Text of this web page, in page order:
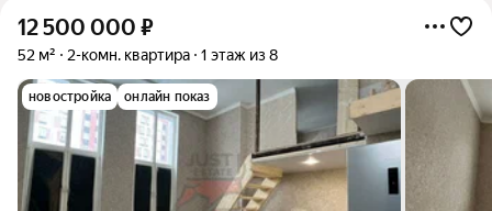
12 500 000 ₽
52 м² 2-комн. квартира 1 этаж из 8
новостройка онлайн показ